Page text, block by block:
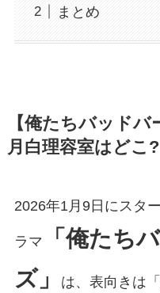
まとめ
【俺たちバッドバ
月白理容室はどこ?
2026年1月9日にスタ
ラマ
「俺たち
ズ」
は、表向きは